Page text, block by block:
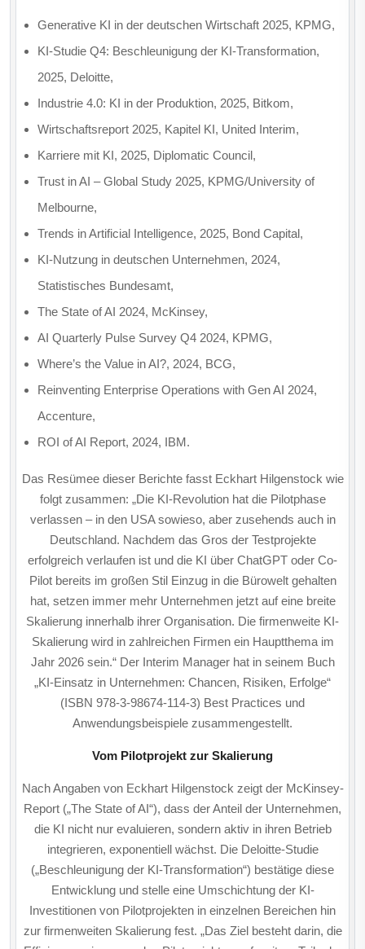
Generative KI in der deutschen Wirtschaft 2025, KPMG,
KI-Studie Q4: Beschleunigung der KI-Transformation,
2025, Deloitte,
Industrie 4.0: KI in der Produktion, 2025, Bitkom,
Wirtschaftsreport 2025, Kapitel KI, United Interim,
Karriere mit KI, 2025, Diplomatic Council,
Trust in AI – Global Study 2025, KPMG/University of
Melbourne,
Trends in Artificial Intelligence, 2025, Bond Capital,
KI-Nutzung in deutschen Unternehmen, 2024,
Statistisches Bundesamt,
The State of AI 2024, McKinsey,
AI Quarterly Pulse Survey Q4 2024, KPMG,
Where’s the Value in AI?, 2024, BCG,
Reinventing Enterprise Operations with Gen AI 2024,
Accenture,
ROI of AI Report, 2024, IBM.
Das Resümee dieser Berichte fasst Eckhart Hilgenstock wie
folgt zusammen: „Die KI-Revolution hat die Pilotphase
verlassen – in den USA sowieso, aber zusehends auch in
Deutschland. Nachdem das Gros der Testprojekte
erfolgreich verlaufen ist und die KI über ChatGPT oder Co-
Pilot bereits im großen Stil Einzug in die Bürowelt gehalten
hat, setzen immer mehr Unternehmen jetzt auf eine breite
Skalierung inner­halb ihrer Organisation. Die firmenweite KI-
Skalierung wird in zahlreichen Firmen ein Hauptthema im
Jahr 2026 sein.“ Der Interim Manager hat in seinem Buch
„KI-Einsatz in Unter­nehmen: Chancen, Risiken, Erfolge“
(ISBN 978-3-98674-114-3) Best Practices und
Anwendungsbeispiele zusammen­gestellt.
Vom Pilotprojekt zur Skalierung
Nach Angaben von Eckhart Hilgenstock zeigt der McKinsey-
Report („The State of AI“), dass der Anteil der Unternehmen,
die KI nicht nur evaluieren, sondern aktiv in ihren Betrieb
integrieren, exponentiell wächst. Die Deloitte-Studie
(„Beschleunigung der KI-Transformation“) bestätige diese
Entwicklung und stelle eine Umschichtung der KI-
Investitionen von Pilotprojekten in einzelnen Bereichen hin
zur firmenweiten Skalierung fest. „Das Ziel besteht darin, die